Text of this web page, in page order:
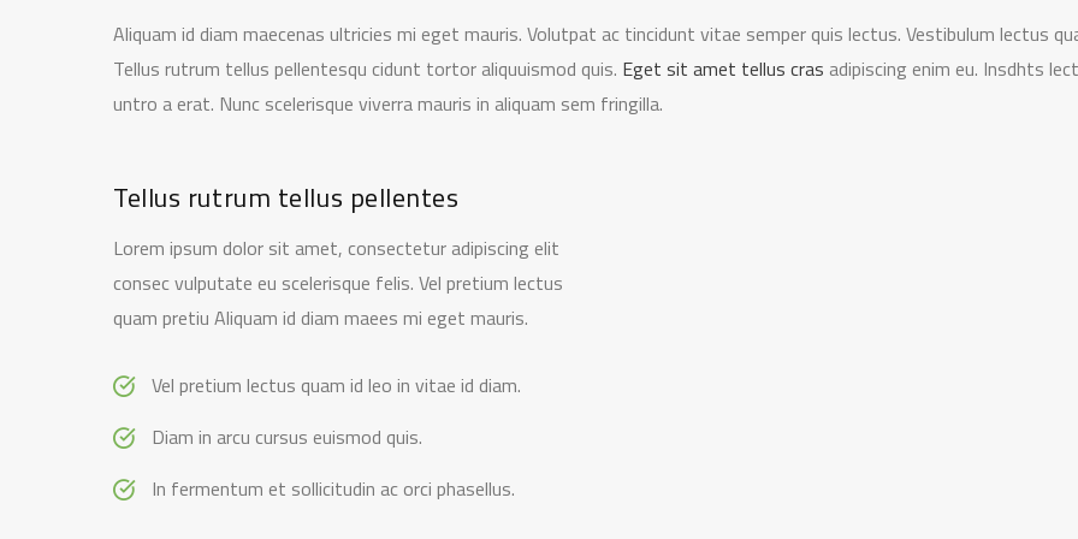
Aliquam id diam maecenas ultricies mi eget mauris. Volutpat ac tincidunt vitae semper quis lectus. Vestibulum lectus
Tellus rutrum tellus pellentesqu cidunt tortor aliquuismod quis. Eget sit amet tellus cras adipiscing enim eu. Insdhts
untro a erat. Nunc scelerisque viverra mauris in aliquam sem fringilla.
Tellus rutrum tellus pellentes
Lorem ipsum dolor sit amet, consectetur adipiscing elit
consec vulputate eu scelerisque felis. Vel pretium lectus
quam pretiu Aliquam id diam maees mi eget mauris.
Vel pretium lectus quam id leo in vitae id diam.
Diam in arcu cursus euismod quis.
In fermentum et sollicitudin ac orci phasellus.